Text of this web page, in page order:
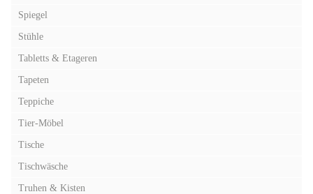
Spiegel
Stühle
Tabletts & Etageren
Tapeten
Teppiche
Tier-Möbel
Tische
Tischwäsche
Truhen & Kisten